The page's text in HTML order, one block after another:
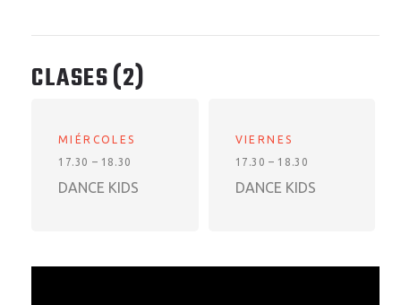
CLASES(2)
MIÉRCOLES
17.30 – 18.30
DANCE KIDS
VIERNES
17.30 – 18.30
DANCE KIDS